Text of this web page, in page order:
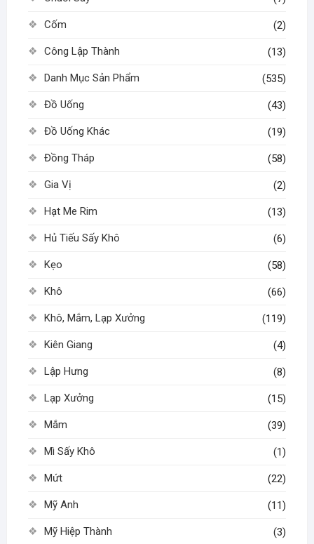
Cốm (2)
Công Lập Thành (13)
Danh Mục Sản Phẩm (535)
Đồ Uống (43)
Đồ Uống Khác (19)
Đồng Tháp (58)
Gia Vị (2)
Hạt Me Rim (13)
Hủ Tiếu Sấy Khô (6)
Kẹo (58)
Khô (66)
Khô, Mắm, Lạp Xưởng (119)
Kiên Giang (4)
Lập Hưng (8)
Lạp Xưởng (15)
Mắm (39)
Mì Sấy Khô (1)
Mứt (22)
Mỹ Anh (11)
Mỹ Hiệp Thành (3)